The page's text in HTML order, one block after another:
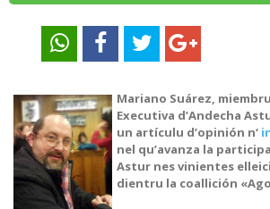
Mariano Suárez,
Executiva d’Andecha
un artículu d’opinión n‘
nel qu’avanza la
Astur nes vinientes
dientru la coallición